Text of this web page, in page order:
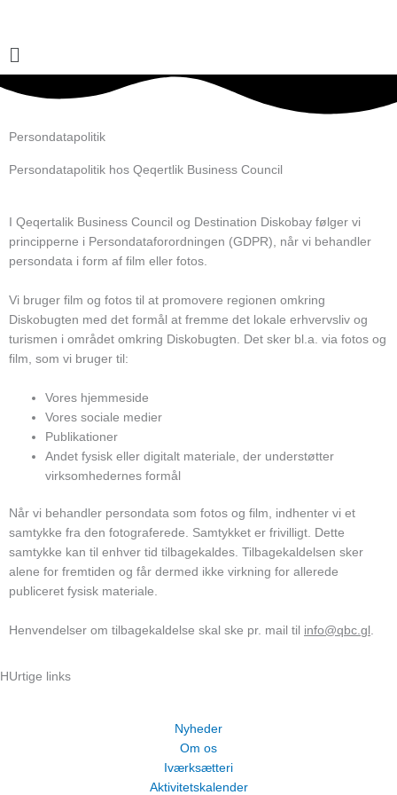
indholdet
Main
Menu
Persondatapolitik
Persondatapolitik hos Qeqertlik Business Council
I Qeqertalik Business Council og Destination Diskobay følger vi
principperne i Persondataforordningen (GDPR), når vi behandler
persondata i form af film eller fotos.
Vi bruger film og fotos til at promovere regionen omkring
Diskobugten med det formål at fremme det lokale erhvervsliv og
turismen i området omkring Diskobugten. Det sker bl.a. via fotos og
film, som vi bruger til:
Vores hjemmeside
Vores sociale medier
Publikationer
Andet fysisk eller digitalt materiale, der understøtter
virksomhedernes formål
Når vi behandler persondata som fotos og film, indhenter vi et
samtykke fra den fotograferede. Samtykket er frivilligt. Dette
samtykke kan til enhver tid tilbagekaldes. Tilbagekaldelsen sker
alene for fremtiden og får dermed ikke virkning for allerede
publiceret fysisk materiale.
Henvendelser om tilbagekaldelse skal ske pr. mail til info@qbc.gl
HUrtige links
Nyheder
Om os
Iværksætteri
Aktivitetskalender